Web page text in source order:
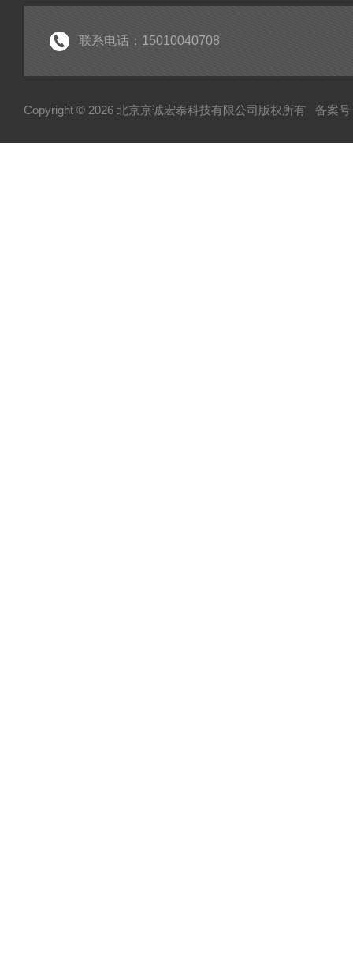
联系电话：15010040708
Copyright © 2026 北京京诚宏泰科技有限公司版权所有 备案号